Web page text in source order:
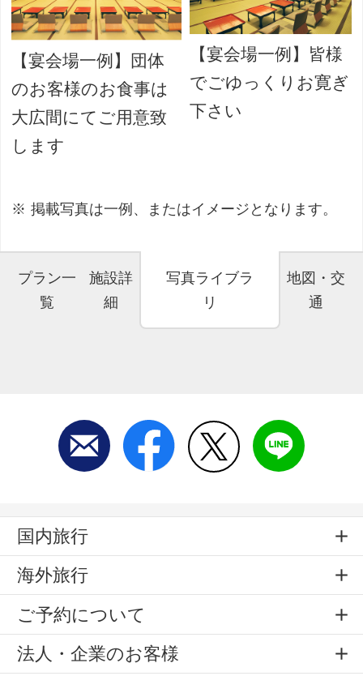
【宴会場一例】団体
のお客様のお食事は
大広間にてご用意致
します
【宴会場一例】皆様
でごゆっくりお寛ぎ
下さい
掲載写真は一例、またはイメージとなります。
プラン一
覧
施設詳
細
写真ライブラ
リ
地図・交
通
国内旅行
海外旅行
ご予約について
法人・企業のお客様